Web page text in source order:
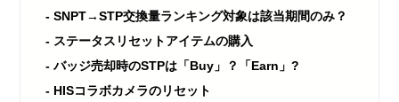
SNPT→STP交換量ランキング対象は該当期間のみ？
ステータスリセットアイテムの購入
バッジ売却時のSTPは「Buy」？「Earn」?
HISコラボカメラのリセット